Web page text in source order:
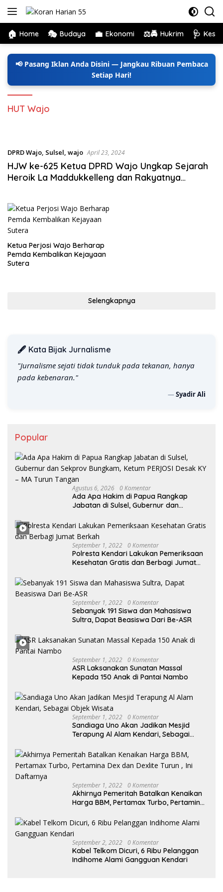
Langsung
🏠 Home 🎭 Budaya 💼 Ekonomi ⚖️🚔 Hukrim 🩺
📢 Pasang Iklan Anda Disini — Jangkau Ribuan Pembaca
Setiap Hari!
HUT Wajo
DPRD Wajo, Sulsel, wajo April 23, 2024
HJW ke-625 Ketua DPRD Wajo Ungkap Sejarah
Heroik La Maddukkelleng dan Rakyatnya
Ketua Perjosi Wajo Berharap
Pemda Kembalikan Kejayaan
Sutera
Selengkapnya
🖋️ Kata Bijak Jurnalisme
"Jurnalisme sejati tidak tunduk pada tekanan, hanya
pada kebenaran."
—Syadir Ali
Popular
Agustus 6, 2026 0 Komentar
Ada Apa Hakim di Papua Rangkap
Jabatan di Sulsel, Gubernur dan
Desak KY – MA Turun Tangan
September 1, 2022 0 Komentar
Polresta Kendari Lakukan Pemeriksaan
Kesehatan Gratis dan Berbagi Jumat
September 1, 2022 0 Komentar
Sebanyak 191 Siswa dan Mahasiswa
Sultra, Dapat Beasiswa Dari Be-ASR
September 1, 2022 0 Komentar
ASR Laksanakan Sunatan Massal
Kepada 150 Anak di Pantai Nambo
September 1, 2022 0 Komentar
Sandiaga Uno Akan Jadikan Mesjid
Terapung Al Alam Kendari, Sebagai
September 1, 2022 0 Komentar
Akhirnya Pemeritah Batalkan Kenaikan
Harga BBM, Pertamax Turbo, Pertamina
September 2, 2022 0 Komentar
Kabel Telkom Dicuri, 6 Ribu Pelanggan
Indihome Alami Gangguan Kendari